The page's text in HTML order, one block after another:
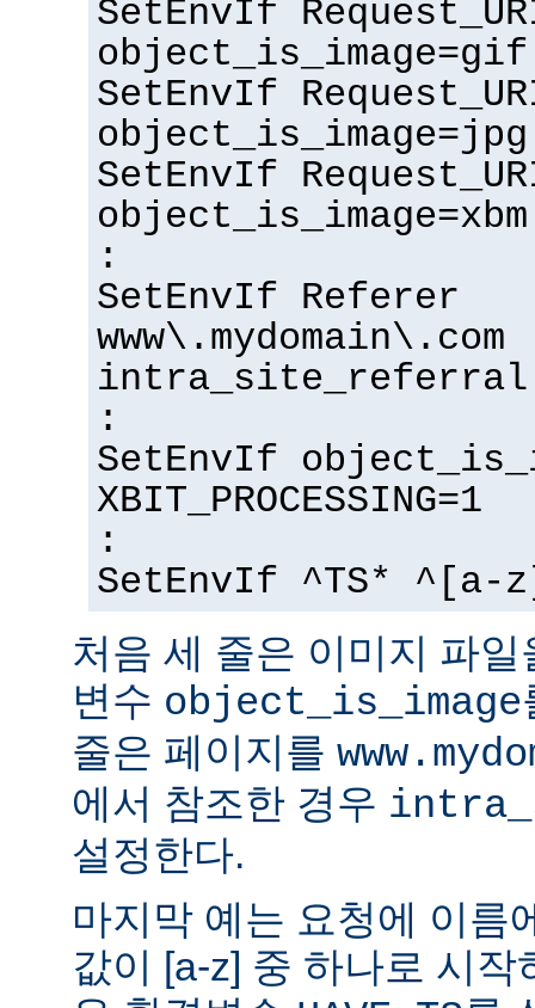
SetEnvIf
object_is_image=gif
SetEnvIf
object_is_image=jpg
SetEnvIf
object_is_image=xbm
:
SetEnvIf Referer
www\.mydomain\.com
intra_site_referral
:
SetEnvIf
XBIT_PROCESSING=1
:
SetEnvIf ^TS* ^[a-
처음 세 줄은 이미지 파
변수 object_is_image
줄은 페이지를
에서 참조한 경우
설정한다.
마지막 예는 요청에 이름
값이 [a-z] 중 하나로 시